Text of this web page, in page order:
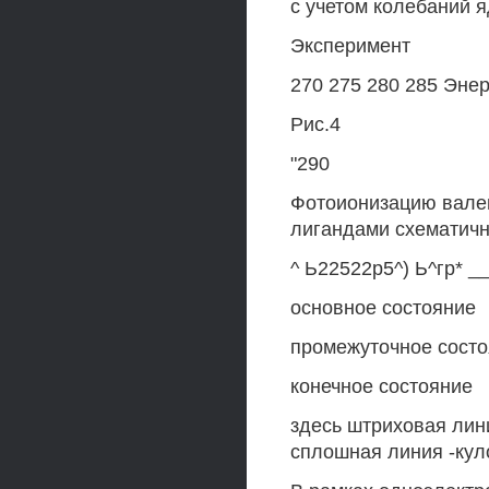
с учетом колебаний
Эксперимент
270 275 280 285
Рис.4
"290
Фотоионизацию
лигандами
^ Ь22522р5^) Ь^гр*
основное состояние
промежуточное
конечное состояние
здесь штриховая
сплошная линия -